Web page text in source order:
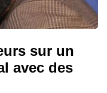
sur un
avec des